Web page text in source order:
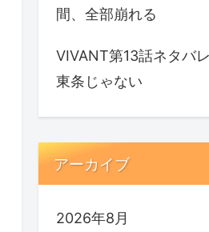
間、全部崩れる
VIVANT第13話ネタバ
東条じゃない
アーカイブ
2026年8月